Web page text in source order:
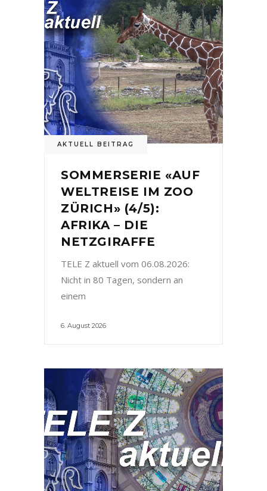
AKTUELL BEITRAG
SOMMERSERIE «AUF
WELTREISE IM ZOO
ZÜRICH» (4/5):
AFRIKA – DIE
NETZGIRAFFE
TELE Z aktuell vom 06.08.2026:
Nicht in 80 Tagen, sondern an
einem
6. August 2026